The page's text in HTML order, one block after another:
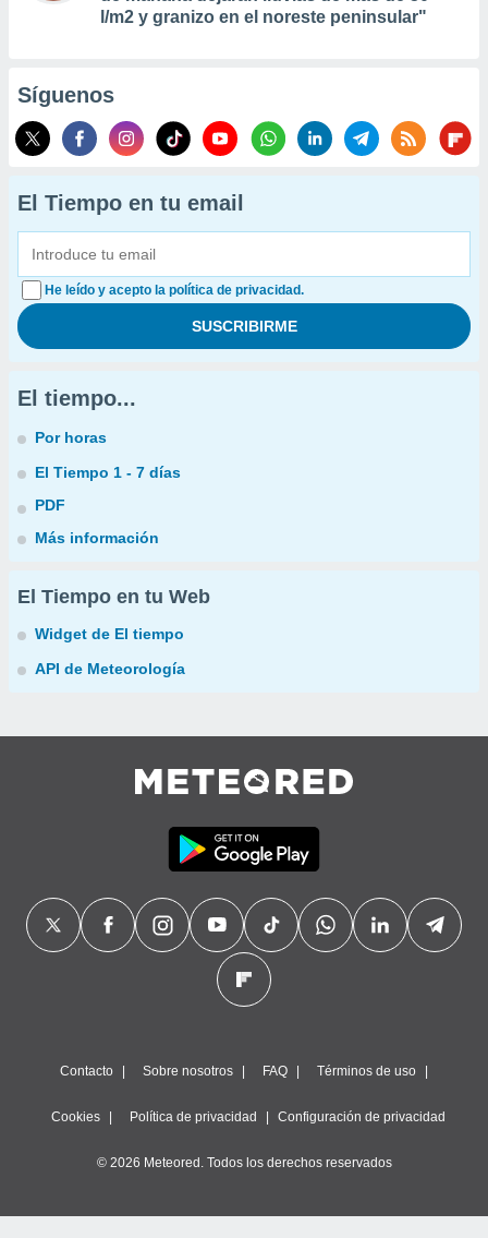
l/m2 y granizo en el noreste peninsular"
Síguenos
El Tiempo en tu email
He leído y acepto la política de privacidad.
El tiempo...
Por horas
El Tiempo 1 - 7 días
PDF
Más información
El Tiempo en tu Web
Widget de El tiempo
API de Meteorología
Contacto Sobre nosotros FAQ Términos de uso
Cookies Política de privacidad Configuración de privacidad
© 2026 Meteored. Todos los derechos reservados